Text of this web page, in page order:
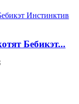
Бебикэт...